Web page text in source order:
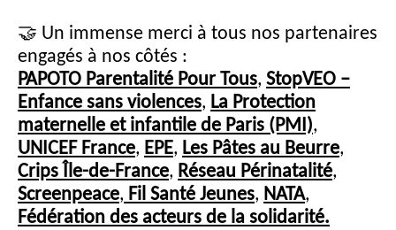
🤝 Un immense merci à tous nos partenaires
engagés à nos côtés :
PAPOTO Parentalité Pour Tous, StopVEO –
Enfance sans violences, La Protection
maternelle et infantile de Paris (PMI),
UNICEF France, EPE, Les Pâtes au Beurre,
Crips Île-de-France, Réseau Périnatalité,
Screenpeace, Fil Santé Jeunes, NATA,
Fédération des acteurs de la solidarité.